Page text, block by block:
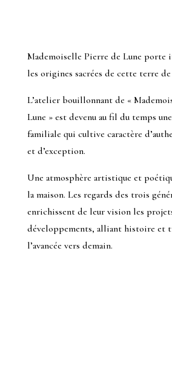
Mademoiselle Pierre de Lune porte
les origines sacrées de cette terre
L’atelier bouillonnant de «
Lune » est devenu au fil du temps
familiale qui cultive caractère
et d’exception.
Une atmosphère artistique et
la maison. Les regards des trois
enrichissent de leur vision les
développements, alliant histoire et
l’avancée vers demain.